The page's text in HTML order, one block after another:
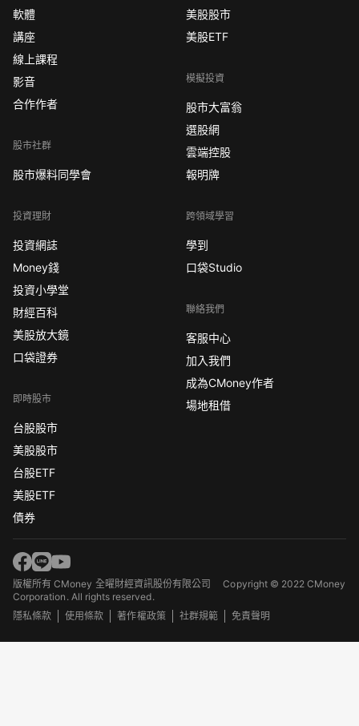
軟體
講座
線上課程
影音
合作作者
股市社群
股市爆料同學會
投資理財
投資網誌
Money錢
投資小學堂
財經百科
美股放大鏡
口袋證券
即時股市
台股股市
美股股市
台股ETF
美股ETF
債券
美股股市
美股ETF
模擬投資
股市大富翁
選股網
雲端控股
報明牌
跨領域學習
學到
口袋Studio
聯絡我們
客服中心
加入我們
成為CMoney作者
場地租借
版權所有 CMoney 全曜財經資訊股份有限公司Copyright © 2022 CMoney
Corporation. All rights reserved.
隱私條款
使用條款 著作權政策 社群規範 免責聲明